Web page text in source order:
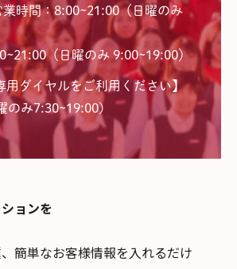
業時間：8:00~21:00（日曜のみ
（日曜のみ 9:00~19:00）
用ダイヤルをご利用ください】
のみ7:30~19:00)
ョンを
簡単なお客様情報を入れるだけ